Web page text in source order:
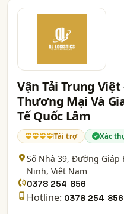
Vận Tải Trung Việt
Thương Mại Và
Tế Quốc Lâm
Tài trợ Xác
Số Nhà 39, Đường Giáp
Ninh, Việt Nam
0378 254 856
Hotline: 0378 254 856